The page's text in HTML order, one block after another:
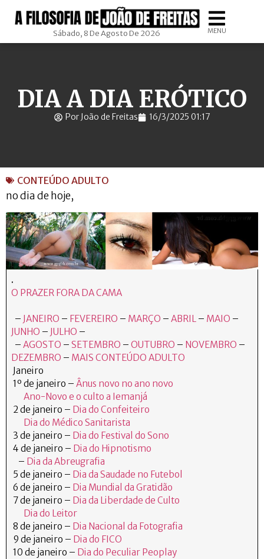
Sábado, 8 De Agosto De 2026 MENU
DIA A DIA ERÓTICO
Por João de Freitas 16/3/2025 01:17
CONTEÚDO ADULTO
no dia de hoje,
.
O PRAZER FORA DA CAMA
– JANEIRO – FEVEREIRO – MARÇO – ABRIL– MAIO –
JUNHO – JULHO –
– AGOSTO – SETEMBRO – OUTUBRO – NOVEMBRO –
DEZEMBRO – MAIS CONTEÚDO ADULTO
Janeiro
1º de janeiro – Ânus novo no ano novo
Ano-Novo e o culto a Iemanjá
2 de janeiro – Dia do Confeiteiro
Dia do Médico Sanitarista
3 de janeiro – Dia do Festival do Sono
4 de janeiro – Dia do Hipnotismo
– Dia da Abreugrafia
5 de janeiro – Dia da Saudade no Futebol
6 de janeiro – Dia Mundial da Gratidão
7 de janeiro – Dia da Liberdade de Culto
Dia do Leitor
8 de janeiro – Dia Nacional da Fotografia
9 de janeiro – Dia do FICO
10 de janeiro – Dia do Peculiar Peoplay